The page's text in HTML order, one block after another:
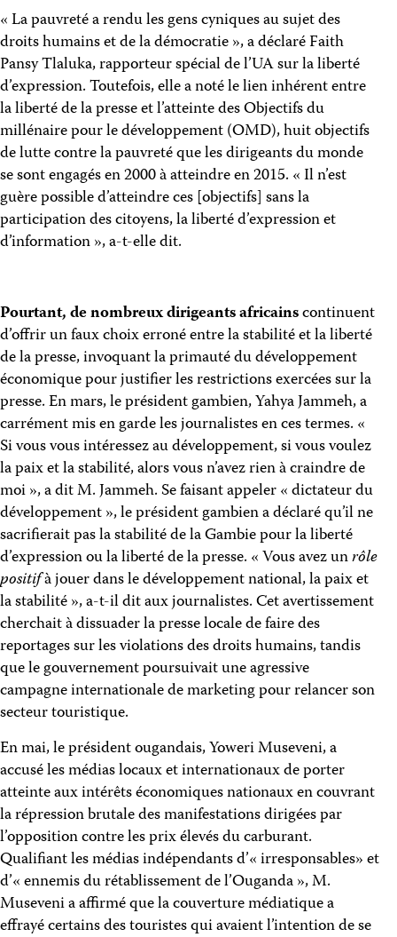
« La pauvreté a rendu les gens cyniques au sujet des
droits humains et de la démocratie », a déclaré Faith
Pansy Tlaluka, rapporteur spécial de l’UA sur la liberté
d’expression. Toutefois, elle a noté le lien inhérent entre
la liberté de la presse et l’atteinte des Objectifs du
millénaire pour le développement (OMD), huit objectifs
de lutte contre la pauvreté que les dirigeants du monde
se sont engagés en 2000 à atteindre en 2015. « Il n’est
guère possible d’atteindre ces [objectifs] sans la
participation des citoyens, la liberté d’expression et
d’information », a-t-elle dit.
Pourtant, de nombreux dirigeants africainscontinuent
d’offrir un faux choix erroné entre la stabilité et la liberté
de la presse, invoquant la primauté du développement
économique pour justifier les restrictions exercées sur la
presse. En mars, le président gambien, Yahya Jammeh, a
carrément mis en garde les journalistes en ces termes. «
Si vous vous intéressez au développement, si vous voulez
la paix et la stabilité, alors vous n’avez rien à craindre de
moi », a dit M. Jammeh. Se faisant appeler « dictateur du
développement », le président gambien a déclaré qu’il ne
sacrifierait pas la stabilité de la Gambie pour la liberté
d’expression ou la liberté de la presse. « Vous avez unrôle
positifà jouer dans le développement national, la paix et
la stabilité », a-t-il dit aux journalistes. Cet avertissement
cherchait à dissuader la presse locale de faire des
reportages sur les violations des droits humains, tandis
que le gouvernement poursuivait une agressive
campagne internationale de marketing pour relancer son
secteur touristique.
En mai, le président ougandais, Yoweri Museveni, a
accusé les médias locaux et internationaux de porter
atteinte aux intérêts économiques nationaux en couvrant
la répression brutale des manifestations dirigées par
l’opposition contre les prix élevés du carburant.
Qualifiant les médias indépendants d’« irresponsables» et
d’« ennemis du rétablissement de l’Ouganda », M.
Museveni a affirmé que la couverture médiatique a
effrayé certains des touristes qui avaient l’intention de se